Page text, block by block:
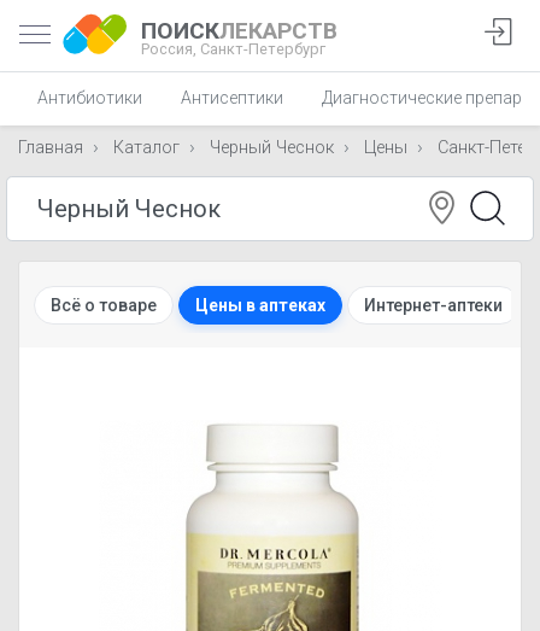
ПОИСКЛЕКАРСТВ
Россия, Санкт-Петербург
Антибиотики Антисептики Диагностические
Главная Каталог Черный Чеснок Цены Санкт-
Всё о товаре Цены в аптеках Интернет-аптеки